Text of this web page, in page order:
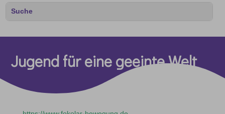
Jugend für eine geeinte Welt